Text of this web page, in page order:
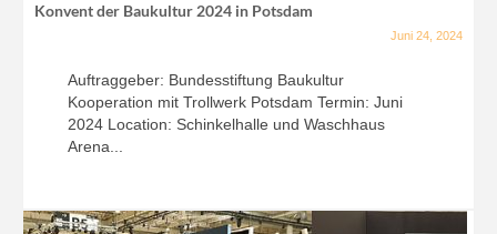
Konvent der Baukultur 2024 in Potsdam
Juni 24, 2024
Auftraggeber: Bundesstiftung Baukultur
Kooperation mit Trollwerk Potsdam Termin: Juni
2024 Location: Schinkelhalle und Waschhaus
Arena...